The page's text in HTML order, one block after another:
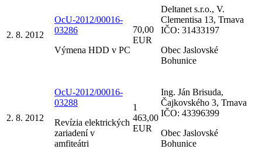
2. 8. 2012
OcU-2012/00016-
03286
Výmena HDD v PC
70,00
EUR
Deltanet s.r.o., V.
Clementisa 13, Trnava
IČO: 31433197
Obec Jaslovské
Bohunice
2. 8. 2012
OcU-2012/00016-
03288
Revízia elektrických
zariadení v
amfiteátri
1
463,00
EUR
Ing. Ján Brisuda,
Čajkovského 3, Trnava
IČO: 43396399
Obec Jaslovské
Bohunice